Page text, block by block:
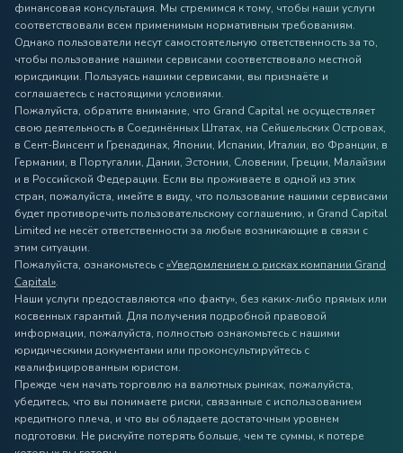
финансовая консультация. Мы стремимся к тому, чтобы наши услуги
соответствовали всем применимым нормативным требованиям.
Однако пользователи несут самостоятельную ответственность за то,
чтобы пользование нашими сервисами соответствовало местной
юрисдикции. Пользуясь нашими сервисами, вы признаёте и
соглашаетесь с настоящими условиями.
Пожалуйста, обратите внимание, что Grand Capital не осуществляет
свою деятельность в Соединённых Штатах, на Сейшельских Островах,
в Сент-Винсент и Гренадинах, Японии, Испании, Италии, во Франции, в
Германии, в Португалии, Дании, Эстонии, Словении, Греции, Малайзии
и в Российской Федерации. Если вы проживаете в одной из этих
стран, пожалуйста, имейте в виду, что пользование нашими сервисами
будет противоречить пользовательскому соглашению, и Grand Capital
Limited не несёт ответственности за любые возникающие в связи с
этим ситуации.
Пожалуйста, ознакомьтесь с«Уведомлением о рисках компании Grand
Capital».
Наши услуги предоставляются «по факту», без каких-либо прямых или
косвенных гарантий. Для получения подробной правовой
информации, пожалуйста, полностью ознакомьтесь с нашими
юридическими документами или проконсультируйтесь с
квалифицированным юристом.
Прежде чем начать торговлю на валютных рынках, пожалуйста,
убедитесь, что вы понимаете риски, связанные с использованием
кредитного плеча, и что вы обладаете достаточным уровнем
подготовки. Не рискуйте потерять больше, чем те суммы, к потере